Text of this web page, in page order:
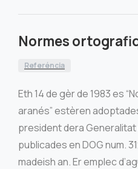
Normes
Referéncia
Eth 14 de gèr de 1983 es
aranés” estèren
president dera
publicades en DOG num.
madeish an. Er emplec